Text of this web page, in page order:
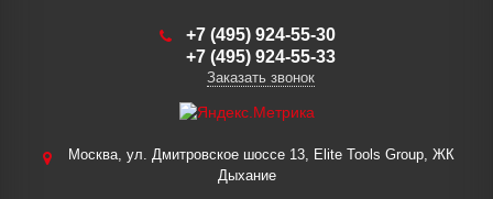
+7 (495) 924-55-30
+7 (495) 924-55-33
Заказать звонок
Москва, ул. Дмитровское шоссе 13, Elite Tools Group, ЖК
Дыхание